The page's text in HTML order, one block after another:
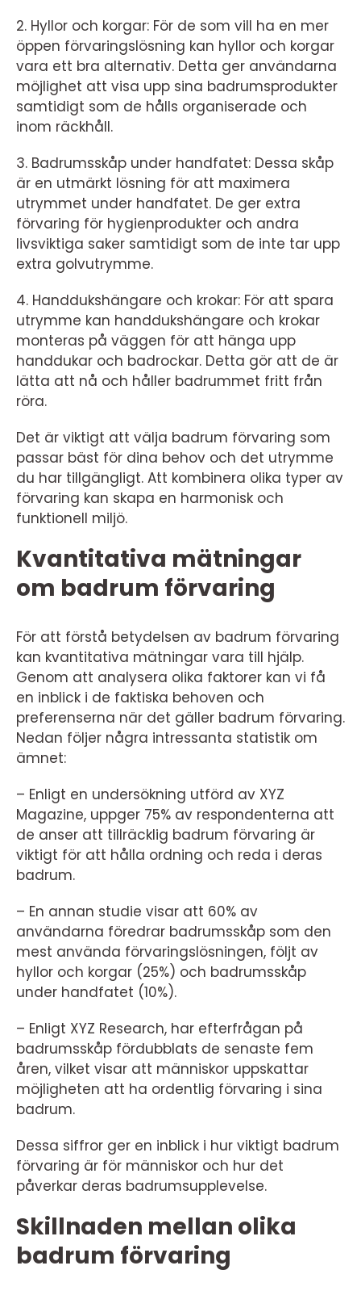
2. Hyllor och korgar: För de som vill ha en mer
öppen förvaringslösning kan hyllor och korgar
vara ett bra alternativ. Detta ger användarna
möjlighet att visa upp sina badrumsprodukter
samtidigt som de hålls organiserade och
inom räckhåll.
3. Badrumsskåp under handfatet: Dessa skåp
är en utmärkt lösning för att maximera
utrymmet under handfatet. De ger extra
förvaring för hygienprodukter och andra
livsviktiga saker samtidigt som de inte tar upp
extra golvutrymme.
4. Handdukshängare och krokar: För att spara
utrymme kan handdukshängare och krokar
monteras på väggen för att hänga upp
handdukar och badrockar. Detta gör att de är
lätta att nå och håller badrummet fritt från
röra.
Det är viktigt att välja badrum förvaring som
passar bäst för dina behov och det utrymme
du har tillgängligt. Att kombinera olika typer av
förvaring kan skapa en harmonisk och
funktionell miljö.
Kvantitativa mätningar
om badrum förvaring
För att förstå betydelsen av badrum förvaring
kan kvantitativa mätningar vara till hjälp.
Genom att analysera olika faktorer kan vi få
en inblick i de faktiska behoven och
preferenserna när det gäller badrum förvaring.
Nedan följer några intressanta statistik om
ämnet:
– Enligt en undersökning utförd av XYZ
Magazine, uppger 75% av respondenterna att
de anser att tillräcklig badrum förvaring är
viktigt för att hålla ordning och reda i deras
badrum.
– En annan studie visar att 60% av
användarna föredrar badrumsskåp som den
mest använda förvaringslösningen, följt av
hyllor och korgar (25%) och badrumsskåp
under handfatet (10%).
– Enligt XYZ Research, har efterfrågan på
badrumsskåp fördubblats de senaste fem
åren, vilket visar att människor uppskattar
möjligheten att ha ordentlig förvaring i sina
badrum.
Dessa siffror ger en inblick i hur viktigt badrum
förvaring är för människor och hur det
påverkar deras badrumsupplevelse.
Skillnaden mellan olika
badrum förvaring